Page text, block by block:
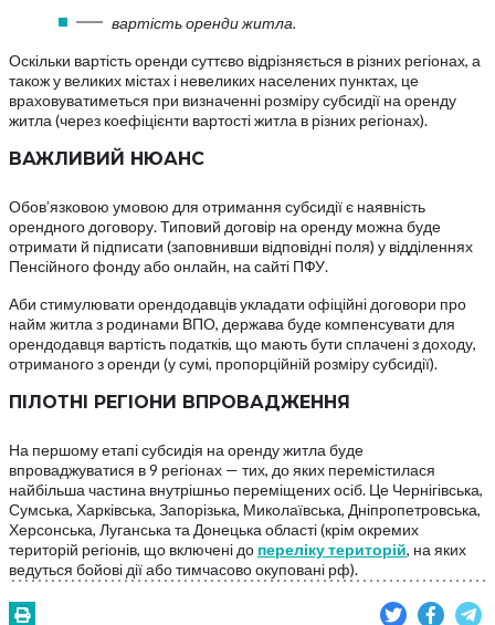
вартість оренди житла.
Оскільки вартість оренди суттєво відрізняється в різних регіонах, а
також у великих містах і невеликих населених пунктах, це
враховуватиметься при визначенні розміру субсидії на оренду
житла (через коефіцієнти вартості житла в різних регіонах).
ВАЖЛИВИЙ НЮАНС
Обов’язковою умовою для отримання субсидії є наявність
орендного договору. Типовий договір на оренду можна буде
отримати й підписати (заповнивши відповідні поля) у відділеннях
Пенсійного фонду або онлайн, на сайті ПФУ.
Аби стимулювати орендодавців укладати офіційні договори про
найм житла з родинами ВПО, держава буде компенсувати для
орендодавця вартість податків, що мають бути сплачені з доходу,
отриманого з оренди (у сумі, пропорційній розміру субсидії).
ПІЛОТНІ РЕГІОНИ ВПРОВАДЖЕННЯ
На першому етапі субсидія на оренду житла буде
впроваджуватися в 9 регіонах — тих, до яких перемістилася
найбільша частина внутрішньо переміщених осіб. Це Чернігівська,
Сумська, Харківська, Запорізька, Миколаївська, Дніпропетровська,
Херсонська, Луганська та Донецька області (крім окремих
територій регіонів, що включені до переліку територій, на яких
ведуться бойові дії або тимчасово окуповані рф).